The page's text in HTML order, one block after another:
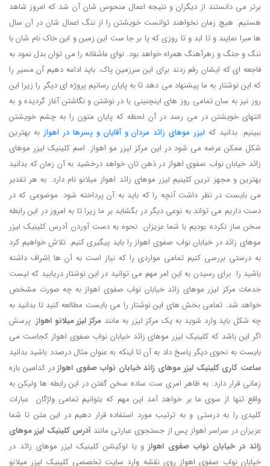
برتر می دانستند از دیگران و نتیجه اعمال منحوس شان آن شد که امروز شاهد
هستیم. هیچ زمان نخواهند توانست خویشتن را از ننگ اعمال شان در آن سال
ها مبرا نمایند و تا ابد و تا روزی که پا بر جا ست این زمین و این خاک نام شان با
ننگ و جنگ و زهرآهنگ همراه خواهد بود. نوای عاشقانه را می توان بدل نمود به
فاجعه ای که ایشان رقم زدند برای این سرزمین پاک. باید ادامه دهیم آن مسیر را
که این نوشتار به ما پیشنهاد می دهد تا به پایان رسانیم پروژه ای دیگر را زیرا این
روز نیز به سان تمامی روز های اینچنینی با در نوشتن و نگاشتن آغاز گردیده و به
انتهای خویشتن در می رسد در آن لحظه که پایان متون را به چشم خویشتن
ببینیم. بدانید که لیزر موهای زائد مردان و آقایان و پسرها در اهواز به بهترین
شکل ممکن عرضه می شود در این مرکز لیزر مو اهواز. اسم کلینیک لیزر موهای
زائد خیابان نواب صفوی اهواز در ذهن تان خواهد درخشید به آن زمان که بدانید
بهترین و مجهز ترین کلینیم لیزر موهای زائد اهواز میلانو نام دارد. به هر تقدیر
می بایست در نظر داشت آنچه را که باید به آن پرداخته شود. موضوعی که در
دست داریم می تواند به نوعی دیگر در بگشاید بر ما زیرا تا به امروز در این رابطه
سخن ساز نکرده بودیم با شما عزیزان. نحوه به دست آوردن آدرس کلینیک لیزر
موهای زائد در خیابان نواب صفوی اهواز را باید پیگیری کنیم. تلاش خواهیم کرد
به درستی بررسی کنیم تمامی مواردی را که نیاز است به آن ها اِشراف داشته
باشید را. برای رسیدن به این امر مهم می توانید در این نوشتار دریابید که لیست
خدمات مرکز لیزر موهای زائد خیابان نواب صفوی اهواز به چه صورت مشخص
خواهد شد. تمامی بخش های این نوشتار را می بایست مطالعه کنید تا بدانید به
چه شکل باید وارد شوید به یک مرکز لیزر به مانند مرکز لیزر میلانو اهواز. پرسش
اگر این باشد که کلینیک لیزر موهای زائد خیابان نواب صفوی اهواز کجاست می
بایست به نحوی دیگر پاسخ داد به آن تا اینکه به عنوان مثال درصدد باشید بدانید
ساعت کاری کلینیک لیزر موهای زائد خیابان نواب صفوی اهوازدر کدامین بازه
زمانی قرار دارد. به ظاهر امری ست ساده سخن گفتن در این رابطه ها ولیکن به
واقع تنها از سوی ما بر خواهد آمد این مهم که بتوانیم تمامی واژگان عبارات
کلیدی را به درستی و به ترتیب مورد استفاده قرار دهیم در این متن تا شما
عزیزان در سراسر اهواز پس از جستجوی عبارتی مانندآدرس کلینیک لیزر موهای
زائد در خیابان نواب صفوی اهوازو یا لوکیشن کلینیک لیزر موهای زائد در
خیابان نواب صفوی اهواز روی نقشه وارد سایت تخصصی کلینیک لیزر میلانو